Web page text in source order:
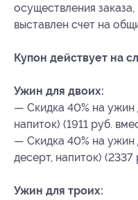
осуществления
выставлен счет на
Купон действует на
Ужин для двоих:
— Скидка 40% на ужин
напиток) (1911 руб.
— Скидка 40% на ужин
десерт, напиток)
Ужин для троих: